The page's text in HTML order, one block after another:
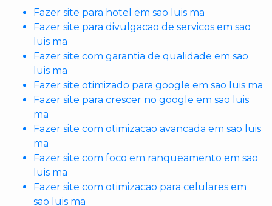
Fazer site para hotel em sao luis ma
Fazer site para divulgacao de servicos em sao
luis ma
Fazer site com garantia de qualidade em sao
luis ma
Fazer site otimizado para google em sao luis ma
Fazer site para crescer no google em sao luis
ma
Fazer site com otimizacao avancada em sao luis
ma
Fazer site com foco em ranqueamento em sao
luis ma
Fazer site com otimizacao para celulares em
sao luis ma